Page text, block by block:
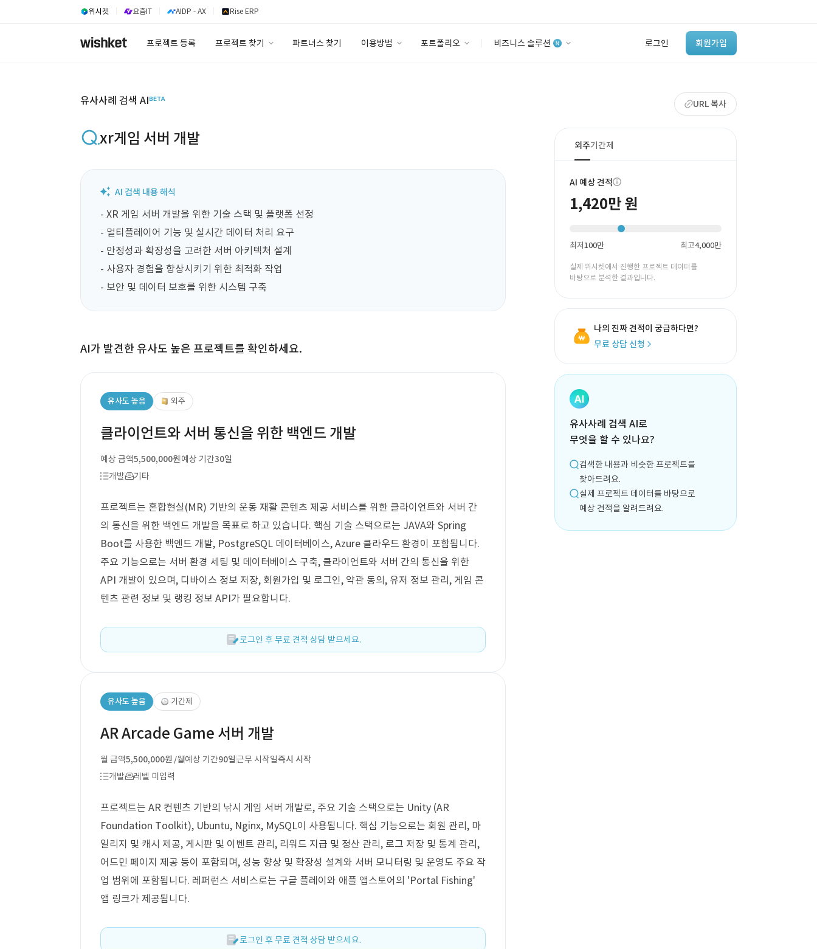
위시켓 요즘IT AIDP - AX Rise ERP
프로젝트 등록 프로젝트 찾기 파트너스 찾기 이용방법 포트폴리오 비즈니스 솔루션 로그인 회원가입
‘이런 거’ 만들어본
개발 회사 있어?
바로가기
유사사례 검색 AI URL 복사
xr게임 서버 개발
- XR 게임 서버 개발을 위한 기술 스택 및 플랫폼 선정
- 멀티플레이어 기능 및 실시간 데이터 처리 요구
- 안정성과 확장성을 고려한 서버 아키텍처 설계
- 사용자 경험을 향상시키기 위한 최적화 작업
- 보안 및 데이터 보호를 위한 시스템 구축
AI가 발견한 유사도 높은 프로젝트를 확인하세요.
유사도 높음 외주
클라이언트와 서버 통신을 위한 백엔드 개발
예상 금액5,500,000원예상 기간30일
개발
기타
프로젝트는 혼합현실(MR) 기반의 운동 재활 콘텐츠 제공 서비스를 위한 클라이언트와 서버 간
의 통신을 위한 백엔드 개발을 목표로 하고 있습니다. 핵심 기술 스택으로는 JAVA와 Spring
Boot를 사용한 백엔드 개발, PostgreSQL 데이터베이스, Azure 클라우드 환경이 포함됩니다.
주요 기능으로는 서버 환경 세팅 및 데이터베이스 구축, 클라이언트와 서버 간의 통신을 위한
API 개발이 있으며, 디바이스 정보 저장, 회원가입 및 로그인, 약관 동의, 유저 정보 관리, 게임 콘
텐츠 관련 정보 및 랭킹 정보 API가 필요합니다.
로그인 후 무료 견적 상담 받으세요.
유사도 높음 기간제
AR Arcade Game 서버 개발
월 금액5,500,000원 /월예상 기간90일근무 시작일즉시 시작
개발
레벨 미입력
프로젝트는 AR 컨텐츠 기반의 낚시 게임 서버 개발로, 주요 기술 스택으로는 Unity (AR
Foundation Toolkit), Ubuntu, Nginx, MySQL이 사용됩니다. 핵심 기능으로는 회원 관리, 마
일리지 및 캐시 제공, 게시판 및 이벤트 관리, 리워드 지급 및 정산 관리, 로그 저장 및 통계 관리,
어드민 페이지 제공 등이 포함되며, 성능 향상 및 확장성 설계와 서버 모니터링 및 운영도 주요 작
업 범위에 포함됩니다. 레퍼런스 서비스로는 구글 플레이와 애플 앱스토어의 'Portal Fishing'
앱 링크가 제공됩니다.
로그인 후 무료 견적 상담 받으세요.
외주기간제
AI 예상 견적
1,420만 원
최저100만 최고4,000만
실제 위시켓에서 진행한 프로젝트 데이터를
바탕으로 분석한 결과입니다.
나의 진짜 견적이 궁금하다면?
무료 상담 신청
유사사례 검색 AI로
무엇을 할 수 있나요?
검색한 내용과 비슷한 프로젝트를
찾아드려요.
실제 프로젝트 데이터를 바탕으로
예상 견적을 알려드려요.